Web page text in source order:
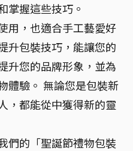
掌握這些技巧。
用，也適合手工藝愛好
升包裝技巧，能讓您的
升您的品牌形象，並為
體驗。 無論您是包裝新
，都能從中獲得新的靈
們的「聖誕節禮物包裝